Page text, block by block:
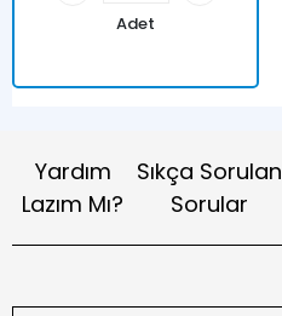
Adet
Yardım
Lazım Mı?
Sıkça Sorulan
Sorular